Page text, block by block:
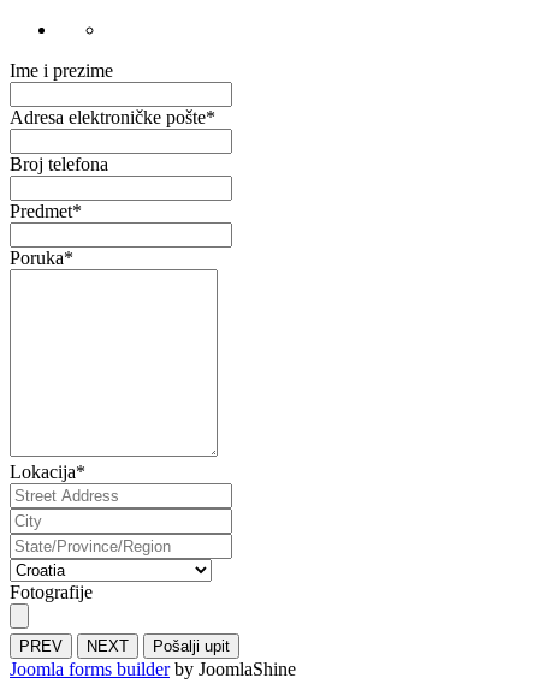
Ime i prezime
Adresa elektroničke pošte*
Broj telefona
Predmet*
Poruka*
Lokacija*
Fotografije
PREV NEXT Pošalji upit
Joomla forms builderby JoomlaShine